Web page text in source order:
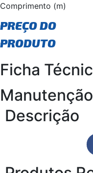
Comprimento (m)
PREÇO DO
PRODUTO
Ficha
Manutenção
Descrição